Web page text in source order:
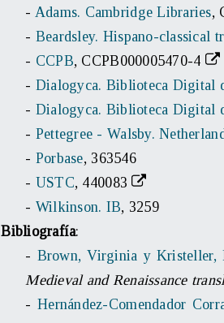
- Adams. Cambridge Libraries,
- Beardsley. Hispano-classical
- CCPB, CCPB000005470-4
- Dialogyca. Biblioteca Digital
- Dialogyca. Biblioteca Digital
- Pettegree - Walsby.
- Porbase, 363546
- USTC, 440083
- Wilkinson. IB, 3259
Bibliografía:
- Brown, Virginia y Kristeller,
Medieval and Renaissance
-Hernández-Comendador